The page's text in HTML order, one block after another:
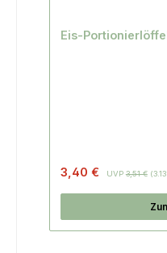
Eis-
3,40 € UVP 3,51 €